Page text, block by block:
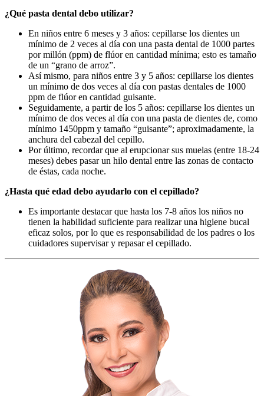
¿Qué pasta dental debo utilizar?
En niños entre 6 meses y 3 años: cepillarse los dientes un
mínimo de 2 veces al día con una pasta dental de 1000 partes
por millón (ppm) de flúor en cantidad mínima; esto es tamaño
de un “grano de arroz”.
Así mismo, para niños entre 3 y 5 años: cepillarse los dientes
un mínimo de dos veces al día con pastas dentales de 1000
ppm de flúor en cantidad guisante.
Seguidamente, a partir de los 5 años: cepillarse los dientes un
mínimo de dos veces al día con una pasta de dientes de, como
mínimo 1450ppm y tamaño “guisante”; aproximadamente, la
anchura del cabezal del cepillo.
Por último, recordar que al erupcionar sus muelas (entre 18-24
meses) debes pasar un hilo dental entre las zonas de contacto
de éstas, cada noche.
¿Hasta qué edad debo ayudarlo con el cepillado?
Es importante destacar que hasta los 7-8 años los niños no
tienen la habilidad suficiente para realizar una higiene bucal
eficaz solos, por lo que es responsabilidad de los padres o los
cuidadores supervisar y repasar el cepillado.